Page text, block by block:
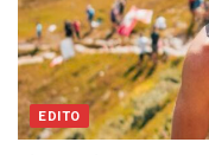
EDITO